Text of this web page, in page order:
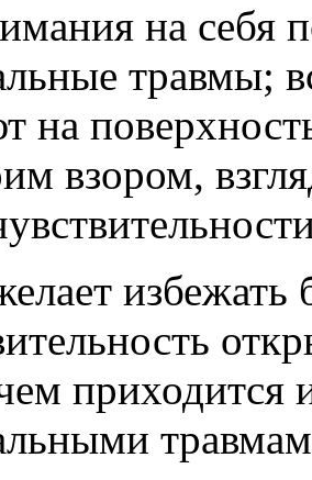
на себя
травмы;
на
взором,
избежать